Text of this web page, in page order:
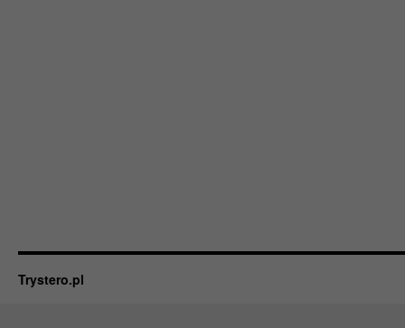
Trystero.pl